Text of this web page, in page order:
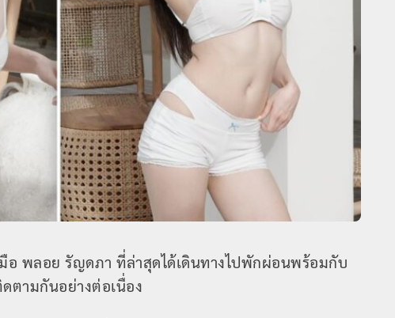
อ พลอย รัญดภา ที่ล่าสุดได้เดินทางไปพักผ่อนพร้อมกับ
ตามกันอย่างต่อเนื่อง